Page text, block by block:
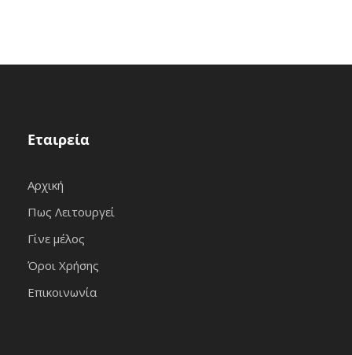
Εταιρεία
Αρχική
Πως Λειτουργεί
Γίνε μέλος
Όροι Χρήσης
Επικοινωνία